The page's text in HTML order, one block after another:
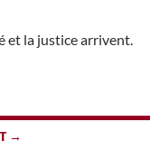
et la justice arrivent.
→